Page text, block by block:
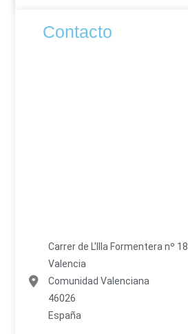
Contacto
Carrer de L'Illa Formentera nº 18
Valencia
Comunidad Valenciana
46026
España